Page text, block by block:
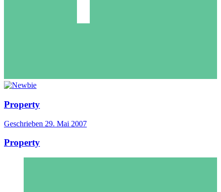
Property
Geschrieben 29. Mai 2007
Property